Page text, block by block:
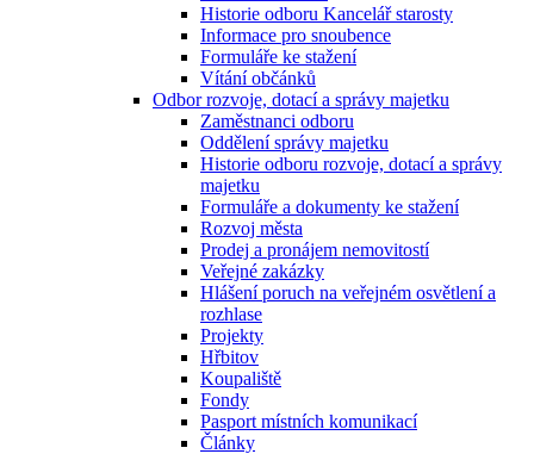
Historie odboru Kancelář starosty
Informace pro snoubence
Formuláře ke stažení
Vítání občánků
Odbor rozvoje, dotací a správy majetku
Zaměstnanci odboru
Oddělení správy majetku
Historie odboru rozvoje, dotací a správy
majetku
Formuláře a dokumenty ke stažení
Rozvoj města
Prodej a pronájem nemovitostí
Veřejné zakázky
Hlášení poruch na veřejném osvětlení a
rozhlase
Projekty
Hřbitov
Koupaliště
Fondy
Pasport místních komunikací
Články